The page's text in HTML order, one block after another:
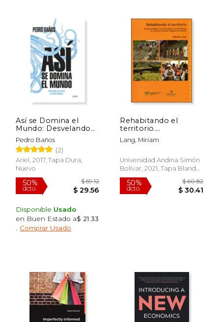
50%
dcto. $ 27.99
50%
dcto. $
Así se Domina el
Mundo: Desvelando
las Claves del Poder
Mundial
Pedro Baños
(2)
Ariel, 2017, Tapa Dura,
Nuevo
Disponible Usado
en Buen Estado a$ 21.33
Comprar Usado
Rehabitando el
territorio.
Plurinacionalidad,
interculturalidad y
primer municipio
indígena de Cayambe
Lang, Miriam
Universidad Andina Simón
Bolívar, 2021, Tapa Blanda,
Nuevo